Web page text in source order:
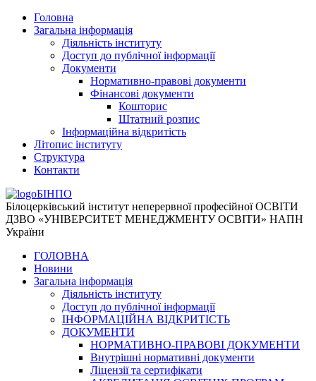
Головна
Загальна інформація
Діяльність інституту
Доступ до публічної інформації
Документи
Нормативно-правові документи
Фінансові документи
Кошторис
Штатний розпис
Інформаційна відкритість
Літопис інституту
Структура
Контакти
БІНПО
Білоцерківський інститут неперервної професійної ОСВІТИ
ДЗВО «УНІВЕРСИТЕТ МЕНЕДЖМЕНТУ ОСВІТИ» НАПН
України
ГОЛОВНА
Новини
Загальна інформація
Діяльність інституту
Доступ до публічної інформації
ІНФОРМАЦІЙНА ВІДКРИТІСТЬ
ДОКУМЕНТИ
НОРМАТИВНО-ПРАВОВІ ДОКУМЕНТИ
Внутрішні нормативні документи
Ліцензії та сертифікати